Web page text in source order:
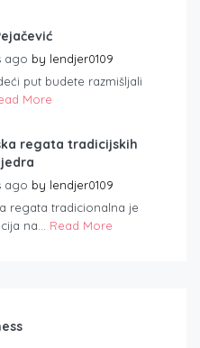
ago by lendjer0109
put budete razmišljali
More
regata tradicijskih
ago by lendjer0109
regata tradicionalna je
na... Read More